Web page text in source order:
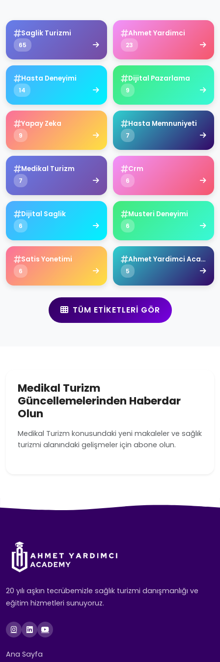
Saglik Turizmi
65
Ahmet Yardimci
23
Hasta Deneyimi
14
Dijital Pazarlama
9
Yapay Zeka
9
Hasta Memnuniyeti
7
Medikal Turizm
7
Crm
6
Dijital Saglik
6
Musteri Deneyimi
6
Satis Yonetimi
6
Ahmet Yardimci Academy
5
TÜM ETIKETLERI GÖR
Medikal Turizm
Güncellemelerinden Haberdar
Olun
Medikal Turizm konusundaki yeni makaleler ve sağlık
turizmi alanındaki gelişmeler için abone olun.
20 yılı aşkın tecrübemizle sağlık turizmi danışmanlığı ve
eğitim hizmetleri sunuyoruz.
Ana Sayfa